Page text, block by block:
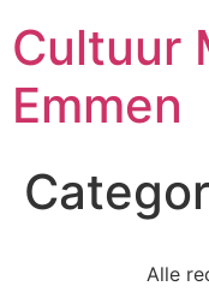
Cultuur
Emmen
Alle